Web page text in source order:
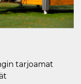
tarjoamat